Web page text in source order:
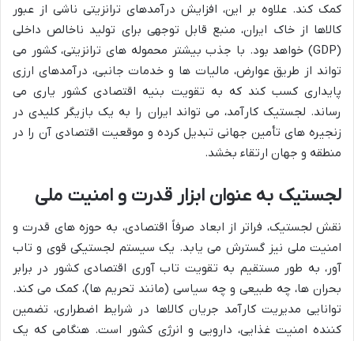
کمک کند. علاوه بر این، افزایش درآمدهای ترانزیتی ناشی از عبور
کالاها از خاک ایران، منبع قابل توجهی برای تولید ناخالص داخلی
(GDP) خواهد بود. با جذب بیشتر محموله های ترانزیتی، کشور می
تواند از طریق عوارض، مالیات ها و خدمات جانبی، درآمدهای ارزی
پایداری کسب کند که به تقویت بنیه اقتصادی کشور یاری می
رساند. لجستیک کارآمد، می تواند ایران را به یک بازیگر کلیدی در
زنجیره های تأمین جهانی تبدیل کرده و موقعیت اقتصادی آن را در
منطقه و جهان ارتقاء بخشد.
لجستیک به عنوان ابزار قدرت و امنیت ملی
نقش لجستیک، فراتر از ابعاد صرفاً اقتصادی، به حوزه های قدرت و
امنیت ملی نیز گسترش می یابد. یک سیستم لجستیکی قوی و تاب
آور، به طور مستقیم به تقویت تاب آوری اقتصادی کشور در برابر
بحران ها، چه طبیعی و چه سیاسی (مانند تحریم ها)، کمک می کند.
توانایی مدیریت کارآمد جریان کالاها در شرایط اضطراری، تضمین
کننده امنیت غذایی، دارویی و انرژی کشور است. هنگامی که یک